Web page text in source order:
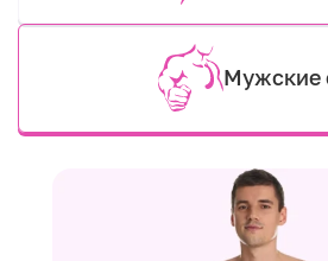
Мужские